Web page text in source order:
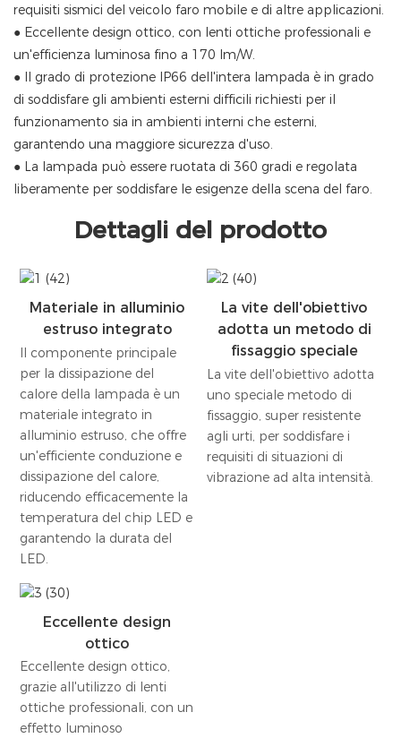
requisiti sismici del veicolo faro mobile e di altre applicazioni.
● Eccellente design ottico, con lenti ottiche professionali e
un'efficienza luminosa fino a 170 lm/W.
● Il grado di protezione IP66 dell'intera lampada è in grado
di soddisfare gli ambienti esterni difficili richiesti per il
funzionamento sia in ambienti interni che esterni,
garantendo una maggiore sicurezza d'uso.
● La lampada può essere ruotata di 360 gradi e regolata
liberamente per soddisfare le esigenze della scena del faro.
Dettagli del prodotto
Materiale in alluminio
estruso integrato
Il componente principale
per la dissipazione del
calore della lampada è un
materiale integrato in
alluminio estruso, che offre
un'efficiente conduzione e
dissipazione del calore,
riducendo efficacemente la
temperatura del chip LED e
garantendo la durata del
LED.
La vite dell'obiettivo
adotta un metodo di
fissaggio speciale
La vite dell'obiettivo adotta
uno speciale metodo di
fissaggio, super resistente
agli urti, per soddisfare i
requisiti di situazioni di
vibrazione ad alta intensità.
Eccellente design
ottico
Eccellente design ottico,
grazie all'utilizzo di lenti
ottiche professionali, con un
effetto luminoso